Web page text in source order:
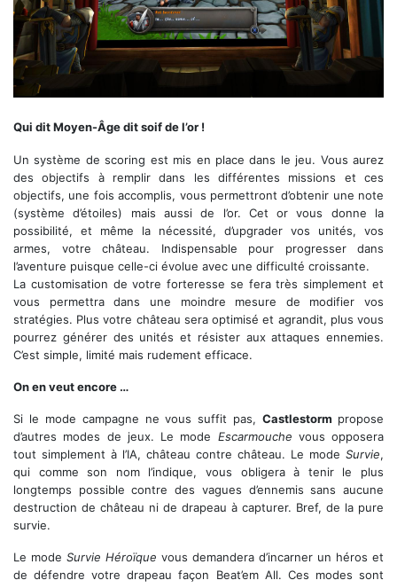
Qui dit Moyen-Âge dit soif de l’or !
Un système de scoring est mis en place dans le jeu. Vous aurez
des objectifs à remplir dans les différentes missions et ces
objectifs, une fois accomplis, vous permettront d’obtenir une note
(système d’étoiles) mais aussi de l’or. Cet or vous donne la
possibilité, et même la nécessité, d’upgrader vos unités, vos
armes, votre château. Indispensable pour progresser dans
l’aventure puisque celle-ci évolue avec une difficulté croissante.
La customisation de votre forteresse se fera très simplement et
vous permettra dans une moindre mesure de modifier vos
stratégies. Plus votre château sera optimisé et agrandit, plus vous
pourrez générer des unités et résister aux attaques ennemies.
C’est simple, limité mais rudement efficace.
On en veut encore …
Si le mode campagne ne vous suffit pas,Castlestorm propose
d’autres modes de jeux. Le mode Escarmouche vous opposera
tout simplement à l’IA, château contre château. Le mode Survie,
qui comme son nom l’indique, vous obligera à tenir le plus
longtemps possible contre des vagues d’ennemis sans aucune
destruction de château ni de drapeau à capturer. Bref, de la pure
survie.
Le mode Survie Héroïque vous demandera d’incarner un héros et
de défendre votre drapeau façon Beat’em All. Ces modes sont